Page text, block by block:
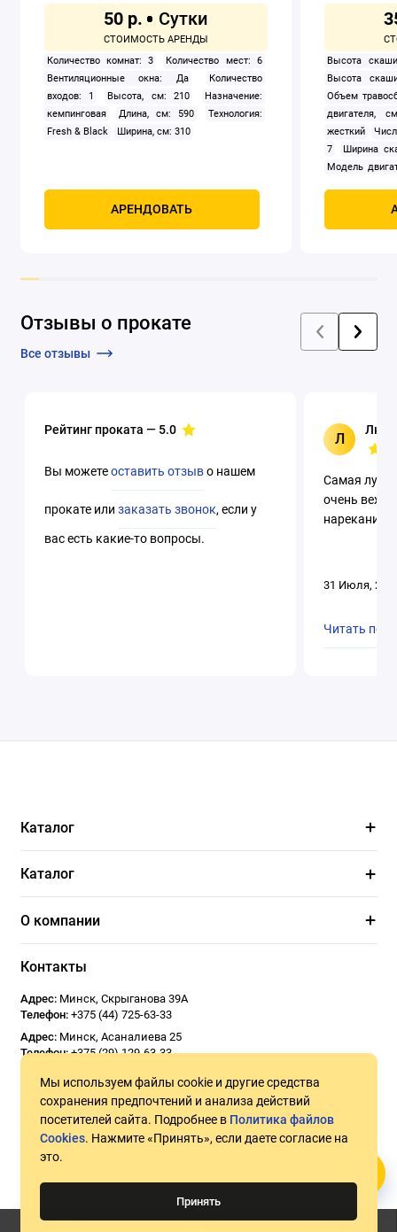
50 р.
Количество комнат: 3
Количество мест: 6
Вентиляционные окна: Да
Количество
входов: 1
Высота, см: 210
Назначение:
кемпинговая
Длина, см: 590
Технология:
Fresh & Black
Ширина, см: 310
АРЕНДОВАТЬ
Высота
Высота
Объем
двигателя,
жесткий
7
Ширина
Модель
Мощность,
Отзывы о прокате
Все отзывы
Рейтинг проката — 5.0
Вы можетеоставить отзыво нашем
прокате илизаказать звонок, если у
вас есть какие-то вопросы.
Л
Самая
очень
нареканий.
31 Июля,
Читать
Мы используем файлы cookie и другие средства
сохранения предпочтений и анализа действий
посетителей сайта. Подробнее в Политика файлов
Cookies. Нажмите «Принять», если даете согласие на
это.
Принять
Каталог
Каталог
О компании
Контакты
Адрес: Минск, Скрыганова 39А
Телефон: +375 (44) 725-63-33
Адрес: Минск, Асаналиева 25
Телефон: +375 (29) 129-63-33
Email:
Usoseda2020@gmail.com
График работы: ПН - ПТ 9:00 - 18:00 СБ 10:00 - 17:00 Воскресенье -